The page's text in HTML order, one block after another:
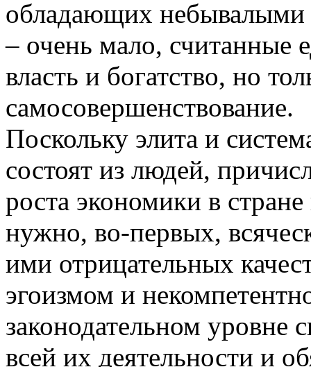
обладающих небывалыми
– очень мало, считанные
власть и богатство, но
самосовершенствование.
Поскольку элита и
состоят из людей,
роста экономики в
нужно, во-первых,
ими отрицательных
эгоизмом и
законодательном уровне
всей их деятельности и